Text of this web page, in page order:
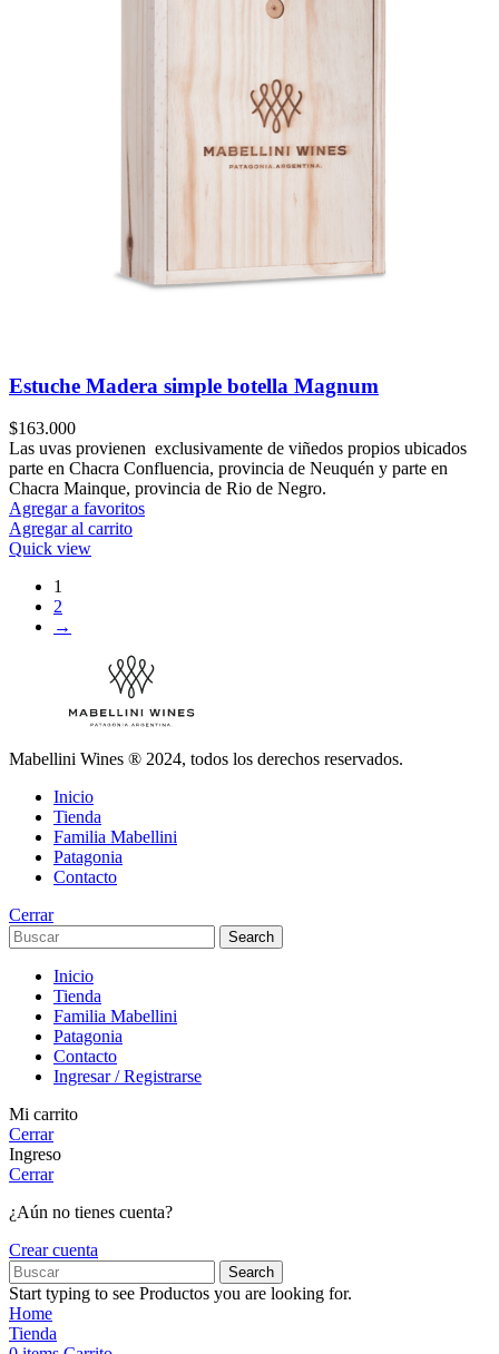
Estuche Madera simple botella Magnum
$163.000
Las uvas provienen exclusivamente de viñedos propios ubicados
parte en Chacra Confluencia, provincia de Neuquén y parte en
Chacra Mainque, provincia de Rio de Negro.
Agregar a favoritos
Agregar al carrito
Quick view
1
2
→
Mabellini Wines ® 2024, todos los derechos reservados.
Inicio
Tienda
Familia Mabellini
Patagonia
Contacto
Cerrar
Search
Inicio
Tienda
Familia Mabellini
Patagonia
Contacto
Ingresar / Registrarse
Mi carrito
Cerrar
Ingreso
Cerrar
¿Aún no tienes cuenta?
Crear cuenta
Search
Start typing to see Productos you are looking for.
Home
Tienda